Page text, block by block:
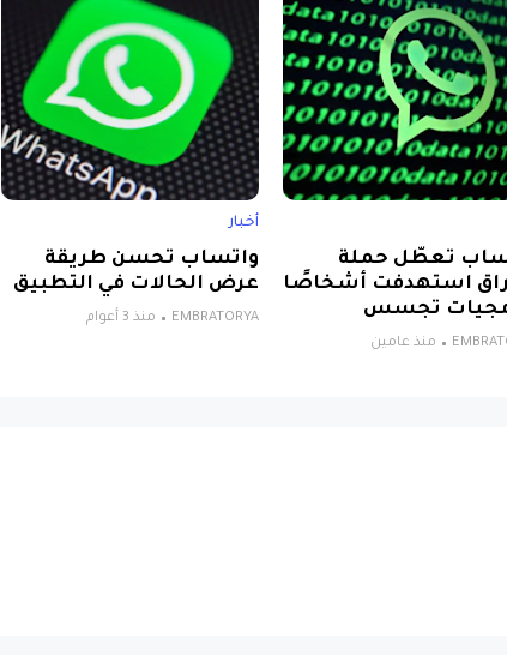
تعطّل حملة
استهدفت أشخاصًا
تجسس
منذ عامين
أخبار
واتساب تحسن طريقة
عرض الحالات في التطبيق
EMBRATORYA منذ 3 أعوام